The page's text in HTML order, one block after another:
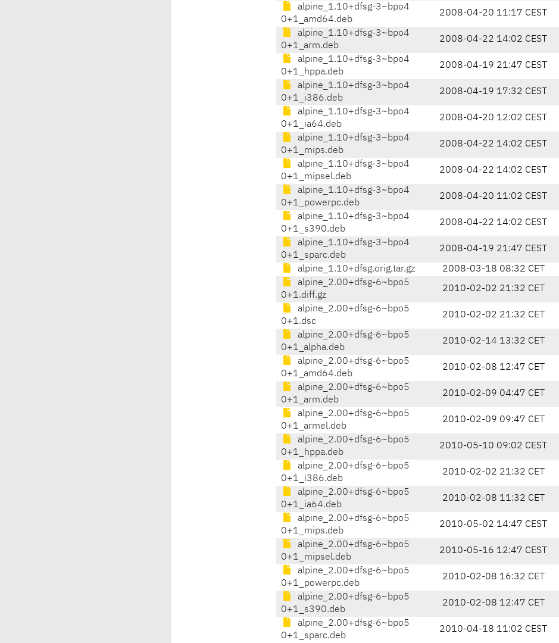
alpine_1.10+dfsg-3~bpo4
0+1_amd64.deb
2008-04-20 11:17 CEST
alpine_1.10+dfsg-3~bpo4
0+1_arm.deb
2008-04-22 14:02 CEST
alpine_1.10+dfsg-3~bpo4
0+1_hppa.deb
2008-04-19 21:47 CEST
alpine_1.10+dfsg-3~bpo4
0+1_i386.deb
2008-04-19 17:32 CEST
alpine_1.10+dfsg-3~bpo4
0+1_ia64.deb
2008-04-20 12:02 CEST
alpine_1.10+dfsg-3~bpo4
0+1_mips.deb
2008-04-22 14:02 CEST
alpine_1.10+dfsg-3~bpo4
0+1_mipsel.deb
2008-04-22 14:02 CEST
alpine_1.10+dfsg-3~bpo4
0+1_powerpc.deb
2008-04-20 11:02 CEST
alpine_1.10+dfsg-3~bpo4
0+1_s390.deb
2008-04-22 14:02 CEST
alpine_1.10+dfsg-3~bpo4
0+1_sparc.deb
2008-04-19 21:47 CEST
alpine_1.10+dfsg.orig.tar.gz 2008-03-18 08:32 CET
alpine_2.00+dfsg-6~bpo5
0+1.diff.gz
2010-02-02 21:32 CET
alpine_2.00+dfsg-6~bpo5
0+1.dsc
2010-02-02 21:32 CET
alpine_2.00+dfsg-6~bpo5
0+1_alpha.deb
2010-02-14 13:32 CET
alpine_2.00+dfsg-6~bpo5
0+1_amd64.deb
2010-02-08 12:47 CET
alpine_2.00+dfsg-6~bpo5
0+1_arm.deb
2010-02-09 04:47 CET
alpine_2.00+dfsg-6~bpo5
0+1_armel.deb
2010-02-09 09:47 CET
alpine_2.00+dfsg-6~bpo5
0+1_hppa.deb
2010-05-10 09:02 CEST
alpine_2.00+dfsg-6~bpo5
0+1_i386.deb
2010-02-02 21:32 CET
alpine_2.00+dfsg-6~bpo5
0+1_ia64.deb
2010-02-08 11:32 CET
alpine_2.00+dfsg-6~bpo5
0+1_mips.deb
2010-05-02 14:47 CEST
alpine_2.00+dfsg-6~bpo5
0+1_mipsel.deb
2010-05-16 12:47 CEST
alpine_2.00+dfsg-6~bpo5
0+1_powerpc.deb
2010-02-08 16:32 CET
alpine_2.00+dfsg-6~bpo5
0+1_s390.deb
2010-02-08 12:47 CET
alpine_2.00+dfsg-6~bpo5
0+1_sparc.deb
2010-04-18 11:02 CEST